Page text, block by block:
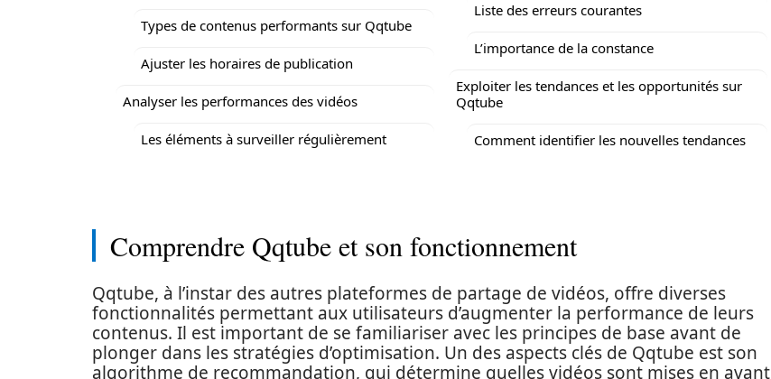
Types de contenus performants sur Qqtube
Ajuster les horaires de publication
Analyser les performances des vidéos
Les éléments à surveiller régulièrement
Liste des erreurs courantes
L’importance de la constance
Exploiter les tendances et les opportunités sur
Qqtube
Comment identifier les nouvelles tendances
Comprendre Qqtube et son fonctionnement
Qqtube, à l’instar des autres plateformes de partage de vidéos, offre diverses
fonctionnalités permettant aux utilisateurs d’augmenter la performance de leurs
contenus. Il est important de se familiariser avec les principes de base avant de
plonger dans les stratégies d’optimisation. Un des aspects clés de Qqtube est son
algorithme de recommandation, qui détermine quelles vidéos sont mises en avant